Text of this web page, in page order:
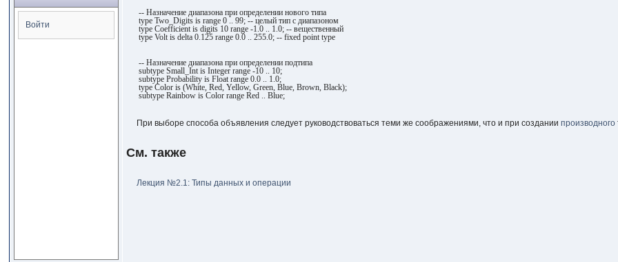
Войти
-- Назначение диапазона при определении нового типа
type Two_Digits is range 0 .. 99; -- целый тип с диапазоном
type Coefficient is digits 10 range -1.0 .. 1.0; -- вещественный
type Volt is delta 0.125 range 0.0 .. 255.0; -- fixed point type
-- Назначение диапазона при определении подтипа
subtype Small_Int is Integer range -10 .. 10;
subtype Probability is Float range 0.0 .. 1.0;
type Color is (White, Red, Yellow, Green, Blue, Brown, Black);
subtype Rainbow is Color range Red .. Blue;
При выборе способа объявления следует руководствоваться теми же соображениями, что и при созданиипроизводного
См. также
Лекция №2.1: Типы данных и операции